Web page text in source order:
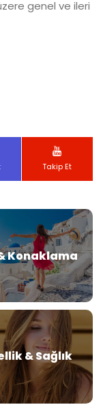
genel ve ileri
Takip Et
Konaklama
& Sağlık